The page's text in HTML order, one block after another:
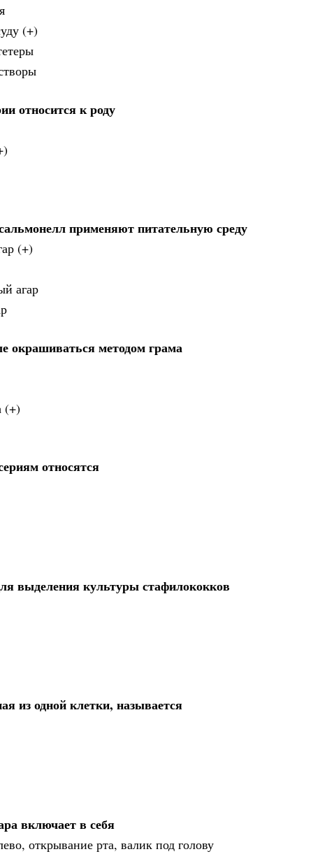
(+)
относится к роду
применяют питательную среду
(+)
агар
окрашиваться методом грама
(+)
относятся
выделения культуры стафилококков
из одной клетки, называется
включает в себя
открывание рта, валик под голову